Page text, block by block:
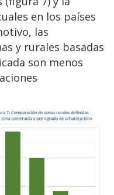
en los países
las
y rurales basadas
son menos